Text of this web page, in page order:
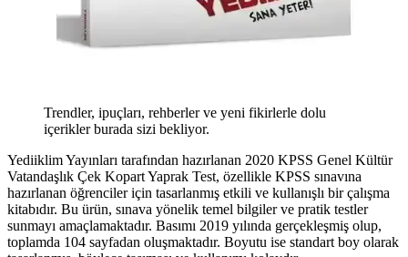
Trendler, ipuçları, rehberler ve yeni fikirlerle dolu
içerikler burada sizi bekliyor.
Yediiklim Yayınları tarafından hazırlanan 2020 KPSS Genel Kültür
Vatandaşlık Çek Kopart Yaprak Test, özellikle KPSS sınavına
hazırlanan öğrenciler için tasarlanmış etkili ve kullanışlı bir çalışma
kitabıdır. Bu ürün, sınava yönelik temel bilgiler ve pratik testler
sunmayı amaçlamaktadır. Basımı 2019 yılında gerçekleşmiş olup,
toplamda 104 sayfadan oluşmaktadır. Boyutu ise standart boy olarak